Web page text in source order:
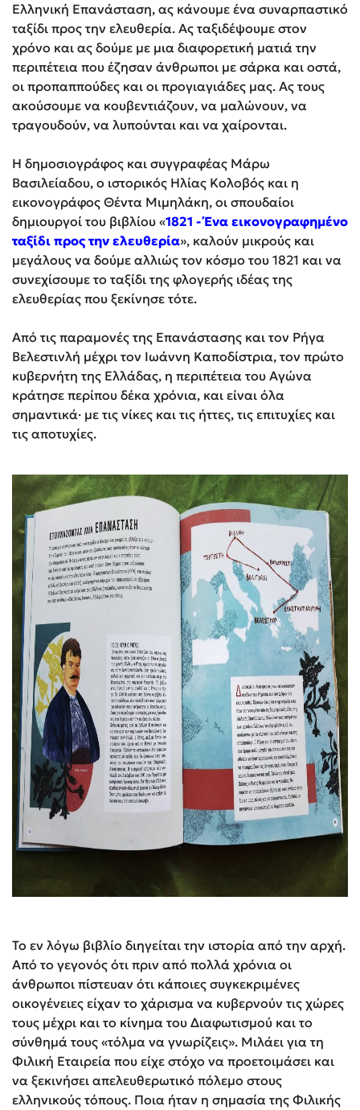
Ελληνική Επανάσταση, ας κάνουμε ένα συναρπαστικό
ταξίδι προς την ελευθερία. Ας ταξιδέψουμε στον
χρόνο και ας δούμε με μια διαφορετική ματιά την
περιπέτεια που έζησαν άνθρωποι με σάρκα και οστά,
οι προπαππούδες και οι προγιαγιάδες μας. Ας τους
ακούσουμε να κουβεντιάζουν, να μαλώνουν, να
τραγουδούν, να λυπούνται και να χαίρονται.
Η δημοσιογράφος και συγγραφέας Μάρω
Βασιλείαδου, ο ιστορικός Ηλίας Κολοβός και η
εικονογράφος Θέντα Μιμηλάκη, οι σπουδαίοι
δημιουργοί του βιβλίου «1821 - Ένα εικονογραφημένο
ταξίδι προς την ελευθερία», καλούν μικρούς και
μεγάλους να δούμε αλλιώς τον κόσμο του 1821 και να
συνεχίσουμε το ταξίδι της φλογερής ιδέας της
ελευθερίας που ξεκίνησε τότε.
Από τις παραμονές της Επανάστασης και τον Ρήγα
Βελεστινλή μέχρι τον Ιωάννη Καποδίστρια, τον πρώτο
κυβερνήτη της Ελλάδας, η περιπέτεια του Αγώνα
κράτησε περίπου δέκα χρόνια, και είναι όλα
σημαντικά· με τις νίκες και τις ήττες, τις επιτυχίες και
τις αποτυχίες.
Το εν λόγω βιβλίο διηγείται την ιστορία από την αρχή.
Από το γεγονός ότι πριν από πολλά χρόνια οι
άνθρωποι πίστευαν ότι κάποιες συγκεκριμένες
οικογένειες είχαν το χάρισμα να κυβερνούν τις χώρες
τους μέχρι και το κίνημα του Διαφωτισμού και το
σύνθημά τους «τόλμα να γνωρίζεις». Μιλάει για τη
Φιλική Εταιρεία που είχε στόχο να προετοιμάσει και
να ξεκινήσει απελευθερωτικό πόλεμο στους
ελληνικούς τόπους. Ποια ήταν η σημασία της Φιλικής